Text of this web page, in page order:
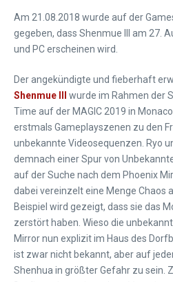
Am 21.08.2018 wurde auf der
gegeben, dass Shenmue III am 27.
und PC erscheinen wird.
Der angekündigte und fieberhaft
Shenmue III
wurde im Rahmen der
Time auf der MAGIC 2019 in
erstmals Gameplayszenen zu den
unbekannte Videosequenzen. Ryo
demnach einer Spur von
auf der Suche nach dem Phoenix
dabei vereinzelt eine Menge Chaos
Beispiel wird gezeigt, dass sie das
zerstört haben. Wieso die
Mirror nun explizit im Haus des
ist zwar nicht bekannt, aber auf
Shenhua in größter Gefahr zu sein.